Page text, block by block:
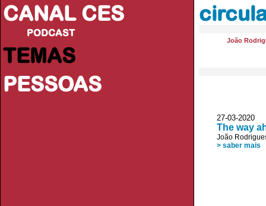
CANAL CES
PODCAST
TEMAS
PESSOAS
João
27-03-
The way
João
> saber mais